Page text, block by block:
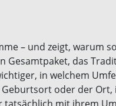
– und zeigt, warum
Gesamtpaket, das
in welchem
oder der
mit ihrem